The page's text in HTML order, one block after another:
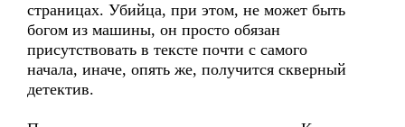
страницах. Убийца, при этом, не может быть
богом из машины, он просто обязан
присутствовать в тексте почти с самого
начала, иначе, опять же, получится скверный
детектив.